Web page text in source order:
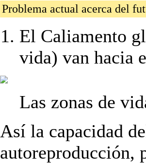
Problema actual acerca del
El Caliamento
vida) van hacia
Las zonas de
Así la capacidad
autoreproducción,